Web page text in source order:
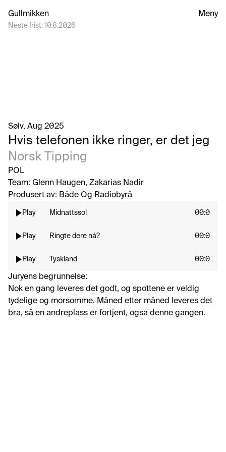
Gullmikken
Neste frist: 10.8.2026
Meny
Sølv, Aug 2025
Hvis telefonen ikke ringer, er det jeg
Norsk Tipping
Juryens begrunnelse:
Nok en gang leveres det godt, og spottene er veldig
tydelige og morsomme. Måned etter måned leveres det
bra, så en andreplass er fortjent, også denne gangen.
POL
Team: Glenn Haugen, Zakarias Nadir
Produsert av: Både Og Radiobyrå
Play Midnattssol 00:0
Play Ringte dere nå? 00:0
Play Tyskland 00:0